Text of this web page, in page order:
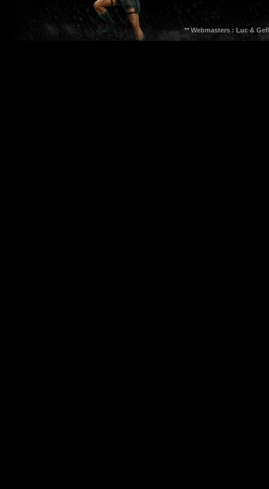
** Webmasters : Luc &